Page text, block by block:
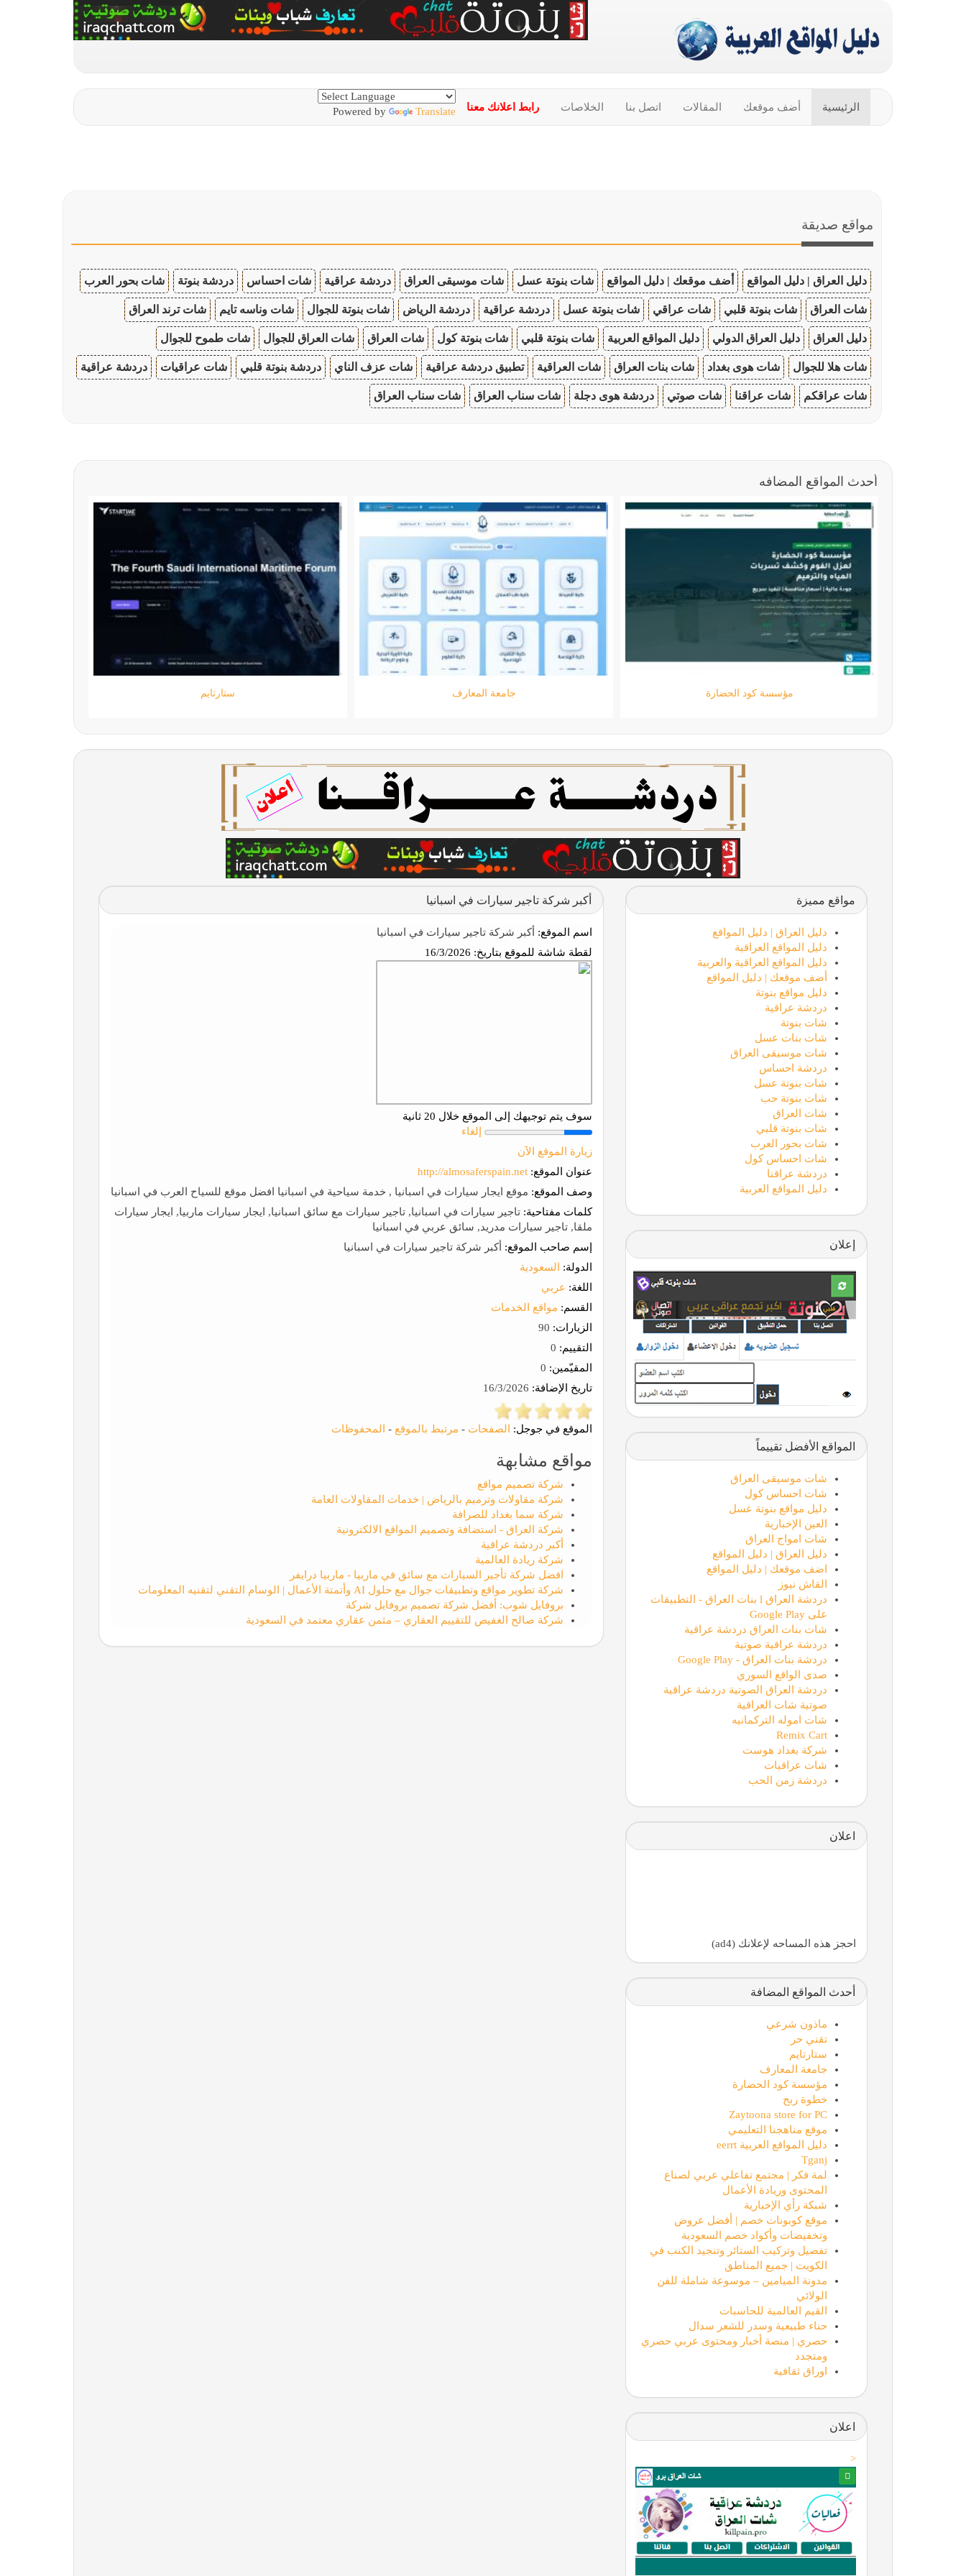
الرئيسية أضف موقعك المقالات اتصل بنا الخلاصات رابط اعلانك معنا Powered by Translate
مواقع صديقة
دليل العراق | دليل المواقع أضف موقعك | دليل المواقع شات بنوتة عسل شات موسيقى العراق دردشة عراقية شات احساس دردشة بنوتة شات بحور العرب
شات العراق شات بنوتة قلبي شات عراقي شات بنوتة عسل دردشة عراقية دردشة الرياض شات بنوتة للجوال شات وناسه تايم شات ترند العراق
دليل العراق دليل العراق الدولي دليل المواقع العربية شات بنوتة قلبي شات بنوتة كول شات العراق شات العراق للجوال شات طموح للجوال
شات هلا للجوال شات هوى بغداد شات بنات العراق شات العراقية تطبيق دردشة عراقية شات عزف الناي دردشة بنوتة قلبي شات عراقيات دردشة عراقية
شات عراقكم شات عراقنا شات صوتي دردشة هوى دجلة شات سناب العراق شات سناب العراق
أحدث المواقع المضافه
ستارتايم جامعة المعارف مؤسسة كود الحضارة
أكبر شركة تاجير سيارات في اسبانيا
اسم الموقع: أكبر شركة تاجير سيارات في اسبانيا
لقطة شاشة للموقع بتاريخ:
سوف يتم توجيهك إلى الموقع خلال 20 ثانية
إلغاء
زيارة الموقع الآن
عنوان الموقع: http://almosaferspain.net
وصف الموقع: موقع ايجار سيارات في اسبانيا , خدمة سياحية في اسبانيا افضل موقع للسياح العرب في اسبانيا
كلمات مفتاحية: تاجير سيارات في اسبانيا, تاجير سيارات مع سائق اسبانيا, ايجار سيارات ماربيا, ايجار سيارات
ملقا, تاجير سيارات مدريد, سائق عربي في اسبانيا
إسم صاحب الموقع: أكبر شركة تاجير سيارات في اسبانيا
الدولة:
السعودية
اللغة: عربي
القسم: مواقع الخدمات
الزيارات:
التقييم:
المقيّمين:
تاريخ الإضافة:
الموقع في جوجل: الصفحات - مرتبط بالموقع - المحفوظات
مواقع مشابهة
شركة تصميم مواقع
شركة مقاولات وترميم بالرياض | خدمات المقاولات العامة
شركة سما بغداد للصرافة
شركة العراق - استضافة وتصميم المواقع الالكترونية
أكبر دردشة عراقية
شركة ريادة العالمية
افضل شركة تأجير السيارات مع سائق في ماربيا - ماربيا درايفر
شركة تطوير مواقع وتطبيقات جوال مع حلول AI وأتمتة الأعمال | الوسام التقني لتقنيه المعلومات
بروفايل شوب: أفضل شركة تصميم بروفايل شركة
شركة صالح الغفيص للتقييم العقاري – مثمن عقاري معتمد في السعودية
مواقع مميزة
دليل العراق | دليل المواقع
دليل المواقع العراقية
دليل المواقع العراقية والعربية
أضف موقعك | دليل المواقع
دليل مواقع بنوتة
دردشة عراقية
شات بنوتة
شات بنات عسل
شات موسيقى العراق
دردشة احساس
شات بنوتة عسل
شات بنوتة حب
شات العراق
شات بنوتة قلبي
شات بحور العرب
شات احساس كول
دردشة عراقنا
دليل المواقع العربية
إعلان
المواقع الأفضل تقييماً
شات موسيقى العراق
شات احساس كول
دليل مواقع بنوتة عسل
العين الإخبارية
شات امواج العراق
دليل العراق | دليل المواقع
اضف موقعك | دليل المواقع
القاش نيوز
دردشة العراق l بنات العراق - التطبيقات
على Google Play
شات بنات العراق دردشة عراقية
دردشة عراقية صوتية
دردشة بنات العراق - Google Play
صدى الواقع السوري
دردشة العراق الصوتية دردشة عراقية
صوتية شات العراقية
شات اموله التركمانيه
Remix Cart
شركة بغداد هوست
شات عراقيات
دردشة زمن الحب
اعلان
احجز هذه المساحه لإعلانك (ad4)
أحدث المواقع المضافة
ماذون شرعي
تقني حر
ستارتايم
جامعة المعارف
مؤسسة كود الحضارة
خطوة ربح
Zaytoona store for PC
موقع مناهجنا التعليمي
دليل المواقع العربية eerrt
Tganj
لمة فكر | مجتمع تفاعلي عربي لصناع
المحتوى وريادة الأعمال
شبكة رأي الإخبارية
موقع كوبونات خصم | أفضل عروض
وتخفيضات وأكواد خصم السعودية
تفصيل وتركيب الستائر وتنجيد الكنب في
الكويت | جميع المناطق
مدونة الميامين – موسوعة شاملة للفن
الولائي
القيم العالمية للحاسبات
حناء طبيعية وسدر للشعر سدال
حصري | منصة أخبار ومحتوى عربي حصري
ومتجدد
اوراق ثقافية
اعلان
<